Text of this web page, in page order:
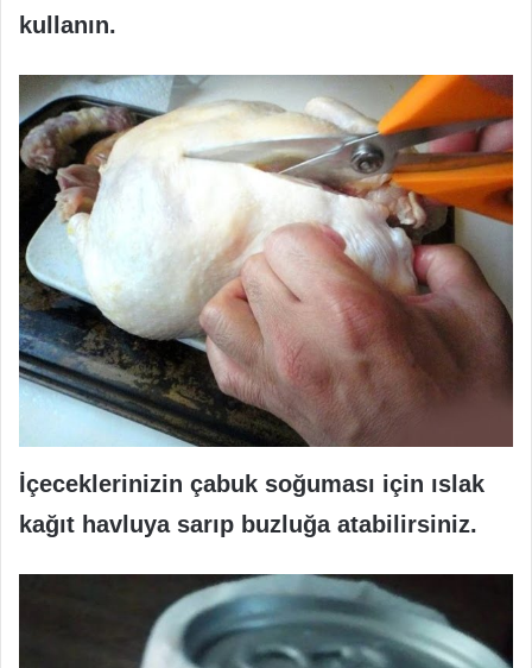
kullanın.
İçeceklerinizin çabuk soğuması için ıslak
kağıt havluya sarıp buzluğa atabilirsiniz.